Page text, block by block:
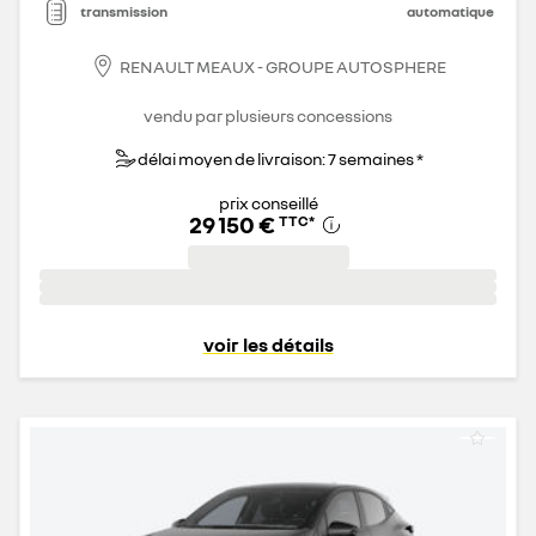
transmission automatique
RENAULT MEAUX - GROUPE AUTOSPHERE
vendu par plusieurs concessions
délai moyen de livraison: 7 semaines *
prix conseillé
29 150 € TTC*
voir les détails